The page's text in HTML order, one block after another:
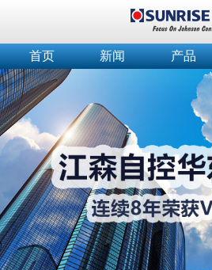
首页 新闻 产品